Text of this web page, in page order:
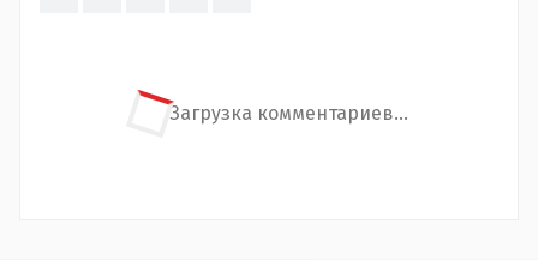
Загрузка комментариев...